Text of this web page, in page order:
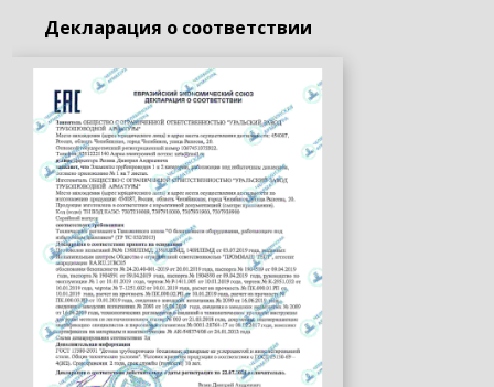
Декларация о соответствии